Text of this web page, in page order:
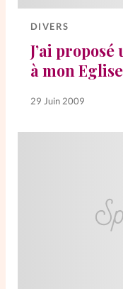
Si(x) simple
SpirituElles
Aujourd’hui!
La Boutique
DIVERS
J’ai
à mon Eglise
29 Juin 2009